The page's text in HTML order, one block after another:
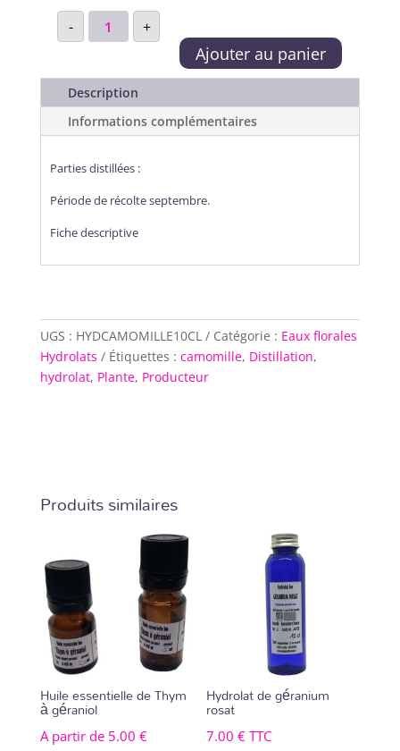
-
quantité
de
de
camomille
-
10
+
Ajouter au panier
Description
Informations complémentaires
Parties distillées :
Période de récolte septembre.
Fiche descriptive
UGS : HYDCAMOMILLE10CL Catégorie : Eaux florales
Hydrolats
Étiquettes : camomille, Distillation,
hydrolat, Plante, Producteur
Produits similaires
Huile essentielle de Thym
à géraniol
A partir de 5.00 €
Hydrolat de géranium
rosat
7.00€ TTC